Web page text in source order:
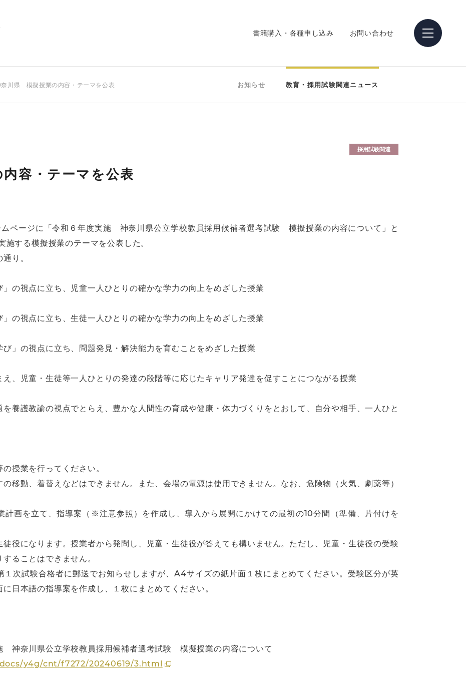
書籍購入・各種申し込み お問い合わせ
奈川県 模擬授業の内容・テーマを公表 お知らせ 教育・採用試験関連ニュース
採用試験関連
容・テーマを公表
ページに「令和６年度実施 神奈川県公立学校教員採用候補者選考試験 模擬授業の内容について」と
する模擬授業のテーマを公表した。
り。
の視点に立ち、児童一人ひとりの確かな学力の向上をめざした授業
の視点に立ち、生徒一人ひとりの確かな学力の向上をめざした授業
」の視点に立ち、問題発見・解決能力を育むことをめざした授業
、児童・生徒等一人ひとりの発達の段階等に応じたキャリア発達を促すことにつながる授業
養護教諭の視点でとらえ、豊かな人間性の育成や健康・体力づくりをとおして、自分や相手、一人ひと
授業を行ってください。
移動、着替えなどはできません。また、会場の電源は使用できません。なお、危険物（火気、劇薬等）
画を立て、指導案（※注意参照）を作成し、導入から展開にかけての最初の10分間（準備、片付けを
役になります。授業者から発問し、児童・生徒役が答えても構いません。ただし、児童・生徒役の受験
ることはできません。
１次試験合格者に郵送でお知らせしますが、A4サイズの紙片面１枚にまとめてください。受験区分が英
日本語の指導案を作成し、１枚にまとめてください。
神奈川県公立学校教員採用候補者選考試験 模擬授業の内容について
y4g/cnt/f7272/20240619/3.html